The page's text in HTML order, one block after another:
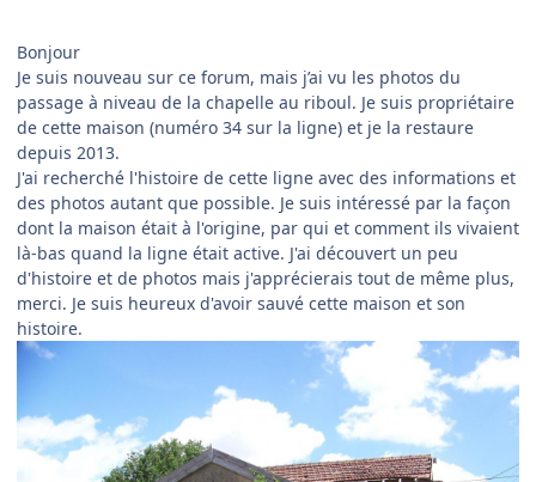
Bonjour
Je suis nouveau sur ce forum, mais j’ai vu les photos du
passage à niveau de la chapelle au riboul. Je suis propriétaire
de cette maison (numéro 34 sur la ligne) et je la restaure
depuis 2013.
J'ai recherché l'histoire de cette ligne avec des informations et
des photos autant que possible. Je suis intéressé par la façon
dont la maison était à l'origine, par qui et comment ils vivaient
là-bas quand la ligne était active. J'ai découvert un peu
d'histoire et de photos mais j'apprécierais tout de même plus,
merci. Je suis heureux d'avoir sauvé cette maison et son
histoire.